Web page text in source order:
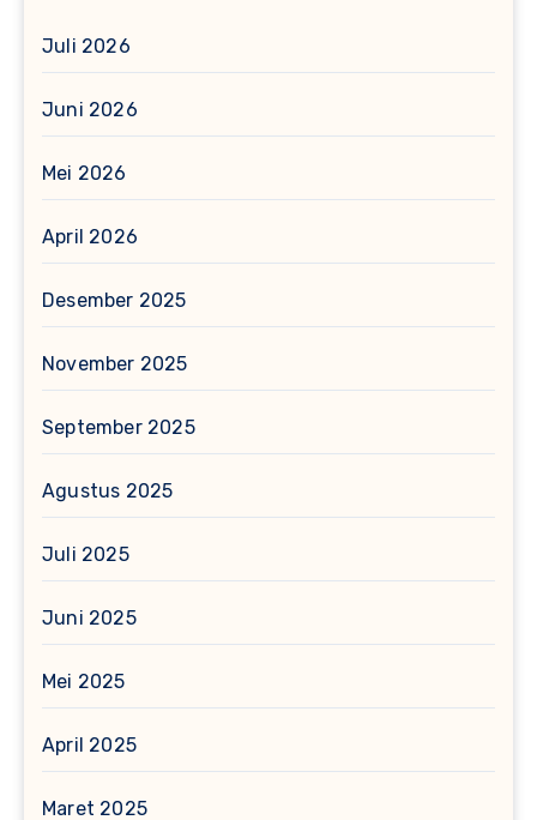
Juli 2026
Juni 2026
Mei 2026
April 2026
Desember 2025
November 2025
September 2025
Agustus 2025
Juli 2025
Juni 2025
Mei 2025
April 2025
Maret 2025